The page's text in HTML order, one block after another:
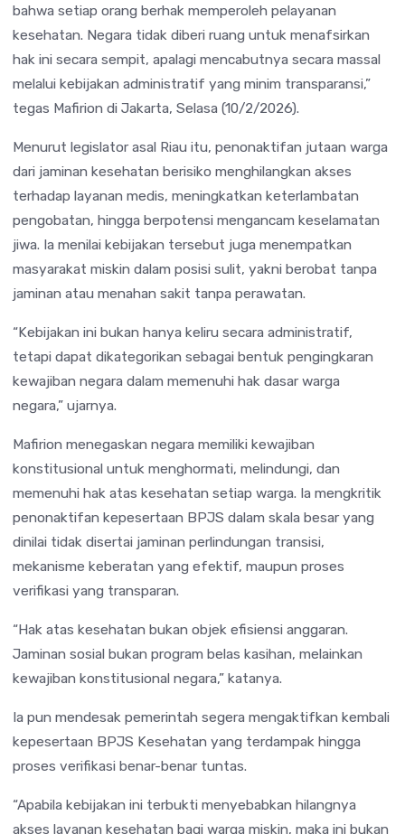
bahwa setiap orang berhak memperoleh pelayanan
kesehatan. Negara tidak diberi ruang untuk menafsirkan
hak ini secara sempit, apalagi mencabutnya secara massal
melalui kebijakan administratif yang minim transparansi,”
tegas Mafirion di Jakarta, Selasa (10/2/2026).
Menurut legislator asal Riau itu, penonaktifan jutaan warga
dari jaminan kesehatan berisiko menghilangkan akses
terhadap layanan medis, meningkatkan keterlambatan
pengobatan, hingga berpotensi mengancam keselamatan
jiwa. Ia menilai kebijakan tersebut juga menempatkan
masyarakat miskin dalam posisi sulit, yakni berobat tanpa
jaminan atau menahan sakit tanpa perawatan.
“Kebijakan ini bukan hanya keliru secara administratif,
tetapi dapat dikategorikan sebagai bentuk pengingkaran
kewajiban negara dalam memenuhi hak dasar warga
negara,” ujarnya.
Mafirion menegaskan negara memiliki kewajiban
konstitusional untuk menghormati, melindungi, dan
memenuhi hak atas kesehatan setiap warga. Ia mengkritik
penonaktifan kepesertaan BPJS dalam skala besar yang
dinilai tidak disertai jaminan perlindungan transisi,
mekanisme keberatan yang efektif, maupun proses
verifikasi yang transparan.
“Hak atas kesehatan bukan objek efisiensi anggaran.
Jaminan sosial bukan program belas kasihan, melainkan
kewajiban konstitusional negara,” katanya.
Ia pun mendesak pemerintah segera mengaktifkan kembali
kepesertaan BPJS Kesehatan yang terdampak hingga
proses verifikasi benar-benar tuntas.
“Apabila kebijakan ini terbukti menyebabkan hilangnya
akses layanan kesehatan bagi warga miskin, maka ini bukan